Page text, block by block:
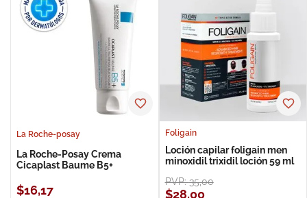
La Roche-posay
La Roche-Posay Crema
Cicaplast Baume B5+
$16,17
Foligain
Loción capilar foligain men
minoxidil trixidil loción 59 ml
PVP:35,00
$28,00